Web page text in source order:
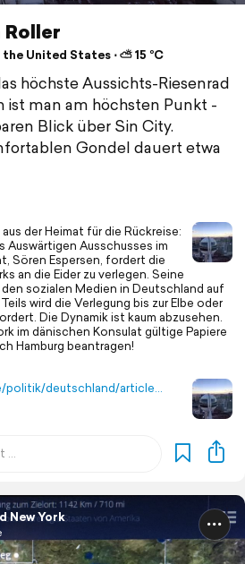
United States ⋅ ⛅ 15 °C
höchste Aussichts-Riesenrad
ist man am höchsten Punkt -
Blick über Sin City.
Gondel dauert etwa
der Heimat für die Rückreise:
Auswärtigen Ausschusses im
Sören Espersen, fordert die
an die Eider zu verlegen. Seine
sozialen Medien in Deutschland auf
wird die Verlegung bis zur Elbe oder
Die Dynamik ist kaum abzusehen.
im dänischen Konsulat gültige Papiere
Hamburg beantragen!
politik/deutschland/article…
New York